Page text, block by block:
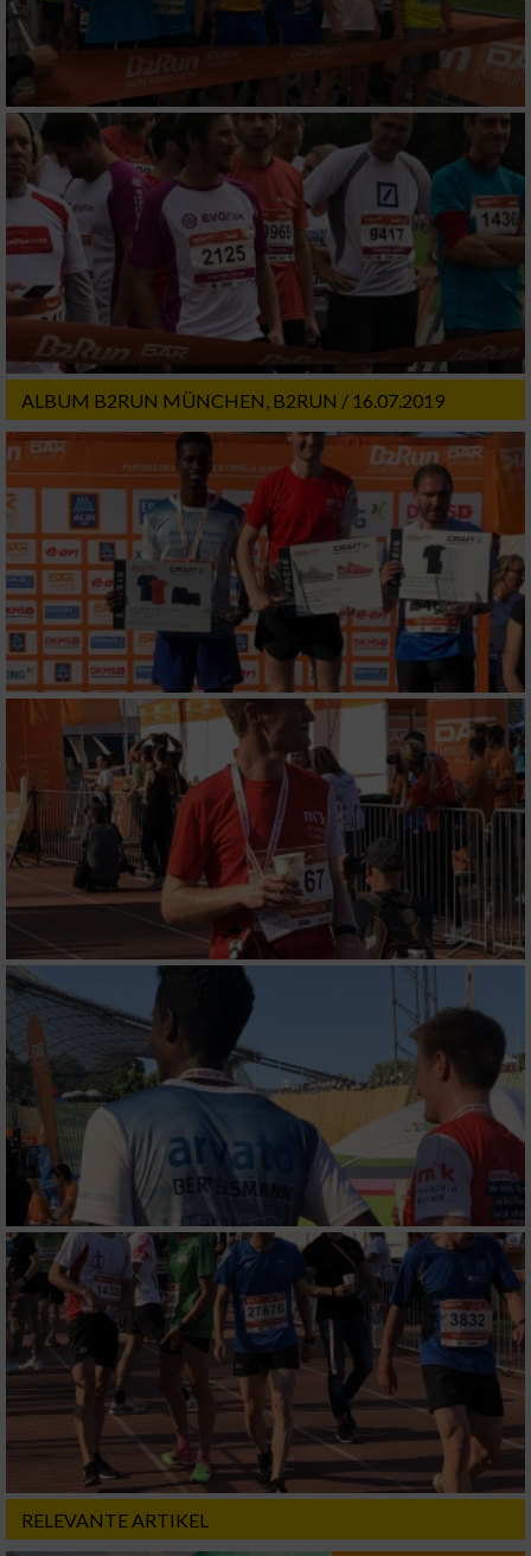
ALBUM B2RUN MÜNCHEN, B2RUN / 16.07.2019
RELEVANTE ARTIKEL